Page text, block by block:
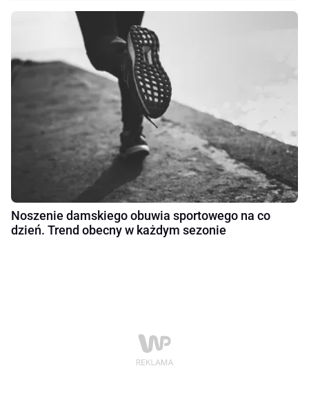
Noszenie damskiego obuwia sportowego na co
dzień. Trend obecny w każdym sezonie